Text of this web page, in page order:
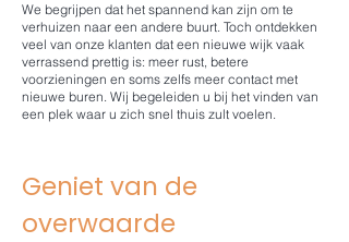
We begrijpen dat het spannend kan zijn om te
verhuizen naar een andere buurt. Toch ontdekken
veel van onze klanten dat een nieuwe wijk vaak
verrassend prettig is: meer rust, betere
voorzieningen en soms zelfs meer contact met
nieuwe buren. Wij begeleiden u bij het vinden van
een plek waar u zich snel thuis zult voelen.
Geniet van de
overwaarde